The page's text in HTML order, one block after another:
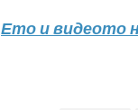
Ето и видеото